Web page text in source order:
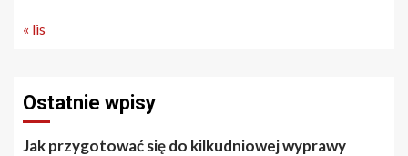
« lis
Ostatnie wpisy
Jak przygotować się do kilkudniowej wyprawy